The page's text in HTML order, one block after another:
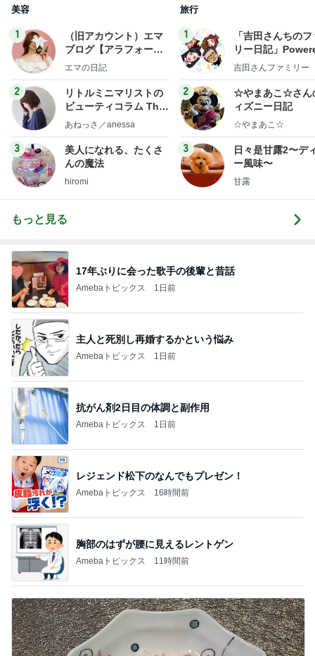
美容
1
（旧アカウント）エマ
ブログ【アラフォー会
社売却セカンドライ
エマの日記
2
リトルミニマリストの
ビューティコラム The
little minimalist's bea
あねっさ／anessa
3
美人になれる、たくさ
んの魔法
hiromi
旅行
1
「吉田さんちの
リー日記」
y Ameba 吉田さ
ログ
吉田さんファミリー
2
☆やまあこ☆さん
ィズニー日記
☆やまあこ☆
3
日々是甘露2〜デ
ー風味〜
甘露
もっと見る
17年ぶりに会った歌手の後輩と昔話
Amebaトピックス 1日前
主人と死別し再婚するかという悩み
Amebaトピックス 1日前
抗がん剤2日目の体調と副作用
Amebaトピックス 1日前
レジェンド松下のなんでもプレゼン！
Amebaトピックス 16時間前
胸部のはずが腰に見えるレントゲン
Amebaトピックス 11時間前